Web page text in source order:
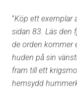
”Köp ett exemplar
sidan 83. Läs den
de orden kommer
huden på sin
fram till ett
hemsydd